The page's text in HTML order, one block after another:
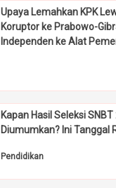
Upaya Lemahkan KPK
Koruptor ke Prabowo-
Independen ke Alat
Kapan Hasil Seleksi
Diumumkan? Ini Tanggal
Pendidikan